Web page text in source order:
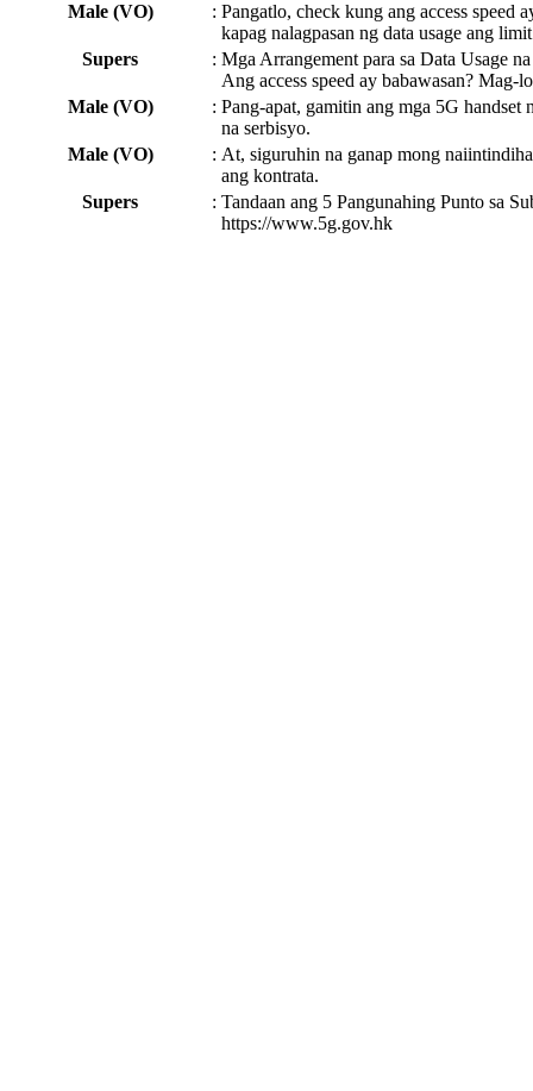
Male (VO)
: Pangatlo, check kung ang access speed
kapag nalagpasan ng data usage ang
Supers
: Mga Arrangement para sa Data Usage
Ang access speed ay babawasan? Mag-
Male (VO)
: Pang-apat, gamitin ang mga 5G handset
na serbisyo.
Male (VO)
: At, siguruhin na ganap mong
ang kontrata.
Supers
: Tandaan ang 5 Pangunahing Punto sa
https://www.5g.gov.hk